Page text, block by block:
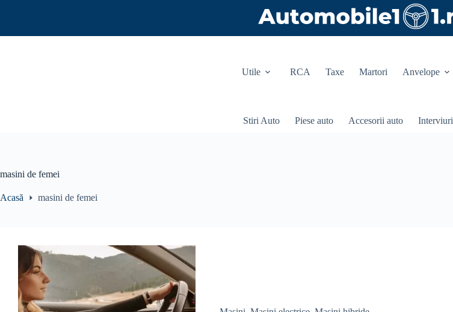
Utile RCA Taxe Martori Anvelope
Stiri Auto Piese auto Accesorii auto Interviuri
masini de femei
Acasă masini de femei